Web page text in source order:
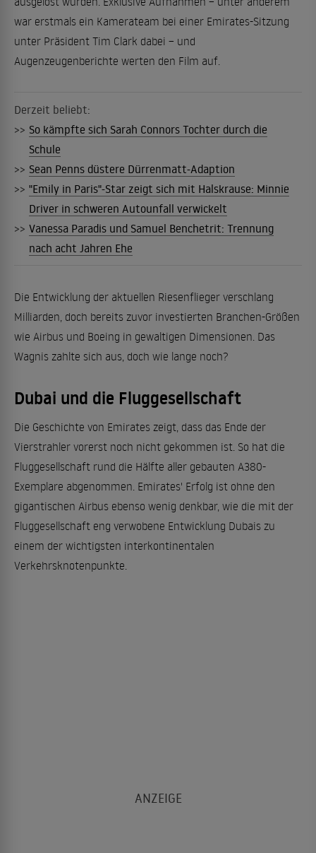
war erstmals ein Kamerateam bei einer Emirates-Sitzung
unter Präsident Tim Clark dabei – und
Augenzeugenberichte werten den Film auf.
Derzeit beliebt:
>> So kämpfte sich Sarah Connors Tochter durch die
Schule
>> Sean Penns düstere Dürrenmatt-Adaption
>> "Emily in Paris"-Star zeigt sich mit Halskrause: Minnie
Driver in schweren Autounfall verwickelt
>> Vanessa Paradis und Samuel Benchetrit: Trennung
nach acht Jahren Ehe
Die Entwicklung der aktuellen Riesenflieger verschlang
Milliarden, doch bereits zuvor investierten Branchen-Größen
wie Airbus und Boeing in gewaltigen Dimensionen. Das
Wagnis zahlte sich aus, doch wie lange noch?
Dubai und die Fluggesellschaft
Die Geschichte von Emirates zeigt, dass das Ende der
Vierstrahler vorerst noch nicht gekommen ist. So hat die
Fluggesellschaft rund die Hälfte aller gebauten A380-
Exemplare abgenommen. Emirates' Erfolg ist ohne den
gigantischen Airbus ebenso wenig denkbar, wie die mit der
Fluggesellschaft eng verwobene Entwicklung Dubais zu
einem der wichtigsten interkontinentalen
Verkehrsknotenpunkte.